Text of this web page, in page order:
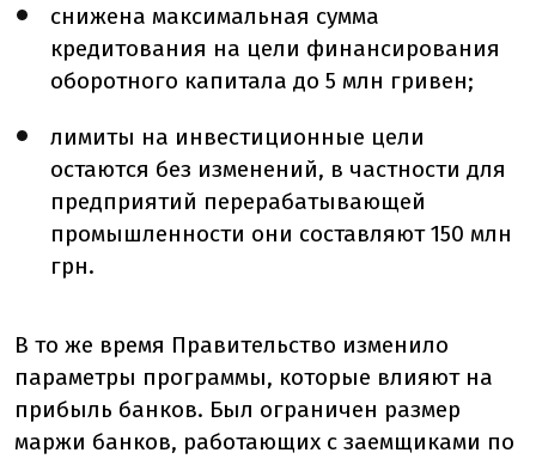
снижена максимальная сумма
кредитования на цели финансирования
оборотного капитала до 5 млн гривен;
лимиты на инвестиционные цели
остаются без изменений, в частности для
предприятий перерабатывающей
промышленности они составляют 150 млн
грн.
В то же время Правительство изменило
параметры программы, которые влияют на
прибыль банков. Был ограничен размер
маржи банков, работающих с заемщиками по